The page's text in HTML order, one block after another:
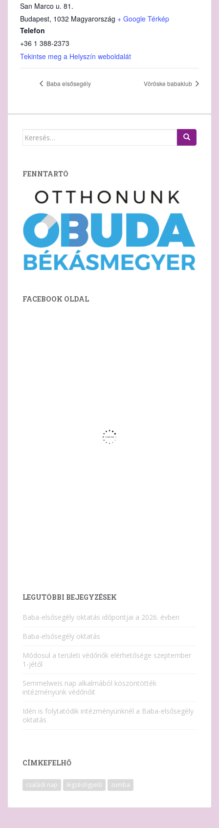
San Marco u. 81.
Budapest, 1032 Magyarország + Google Térkép
Telefon
+36 1 388‑2373
Tekintse meg a Helyszín weboldalát
Baba elsősegély Vöröske babaklub
Keresés:
FENNTARTÓ
FACEBOOK OLDAL
LEGUTÓBBI BEJEGYZÉSEK
Baba-elsősegély oktatás időpontjai a 2026. évben
Baba-elsősegély oktatás
Módosul a területi védőnők elérhetősége szeptember
1-jétől
Semmelweis nap alkalmából köszöntötték
intézményünk védőnőit
Idén is folytatódik intézményünknél a Baba-elsősegély
oktatás
CÍMKEFELHŐ
családi nap légzésfigyelő zumba